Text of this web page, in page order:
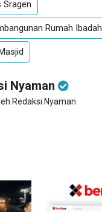
Sragen
Rumah Ibadah
Nyaman
Redaksi Nyaman